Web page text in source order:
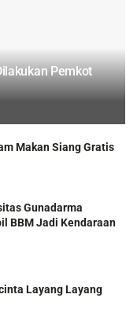
Pemkot
Makan Siang Gratis
Gunadarma
BBM Jadi Kendaraan
Layang Layang